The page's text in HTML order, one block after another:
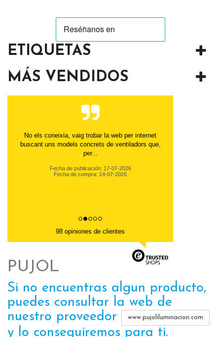
ETIQUETAS
MÁS VENDIDOS
No els coneixia, vaig trobar la web per internet
buscant uns models concrets de ventiladors que,
per...
Fecha de publicación: 17-07-2026
Fecha de compra: 14-07-2026
98 opiniones de clientes
PUJOL
Si no encuentras algun producto,
puedes consultar la web de
nuestro proveedor
www.pujoliluminacion.com
y lo conseguiremos para ti.